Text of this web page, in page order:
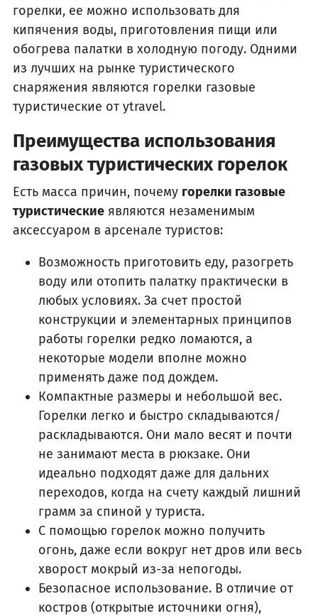
горелки, ее можно использовать для
кипячения воды, приготовления пищи или
обогрева палатки в холодную погоду. Одними
из лучших на рынке туристического
снаряжения являются горелки газовые
туристические от ytravel.
Преимущества использования
газовых туристических горелок
Есть масса причин, почему горелки газовые
туристические являются незаменимым
аксессуаром в арсенале туристов:
Возможность приготовить еду, разогреть
воду или отопить палатку практически в
любых условиях. За счет простой
конструкции и элементарных принципов
работы горелки редко ломаются, а
некоторые модели вполне можно
применять даже под дождем.
Компактные размеры и небольшой вес.
Горелки легко и быстро складываются/
раскладываются. Они мало весят и почти
не занимают места в рюкзаке. Они
идеально подходят даже для дальних
переходов, когда на счету каждый лишний
грамм за спиной у туриста.
С помощью горелок можно получить
огонь, даже если вокруг нет дров или весь
хворост мокрый из-за непогоды.
Безопасное использование. В отличие от
костров (открытые источники огня),